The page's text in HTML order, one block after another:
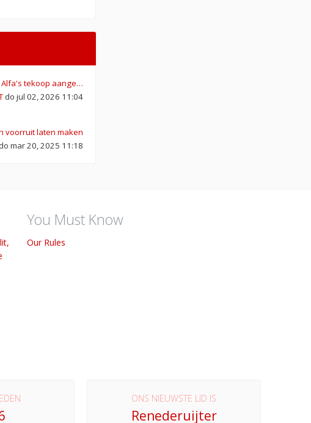
Alfa's tekoop aange…
do jul 02, 2026 11:04
voorruit laten maken
do mar 20, 2025 11:18
You Must Know
Our Rules
ONS NIEUWSTE LID IS
Renederuijter